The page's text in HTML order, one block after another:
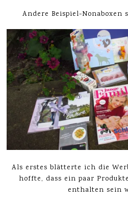
Andere Beispiel-
Als erstes blätterte ich die
hoffte, dass ein paar
enthalten sein